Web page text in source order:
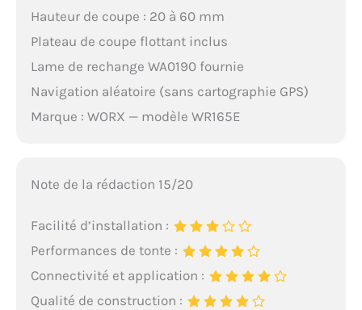
Hauteur de coupe : 20 à 60 mm
Plateau de coupe flottant inclus
Lame de rechange WA0190 fournie
Navigation aléatoire (sans cartographie GPS)
Marque : WORX — modèle WR165E
Note de la rédaction 15/20
Facilité d’installation :
Performances de tonte :
Connectivité et application :
Qualité de construction :